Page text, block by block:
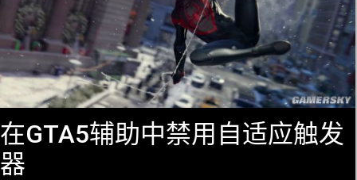
在GTA5辅助中禁用自适应触发
器